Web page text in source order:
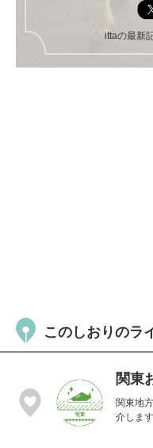
ittaの最新
このしおりのラ
関東
関東地
介します